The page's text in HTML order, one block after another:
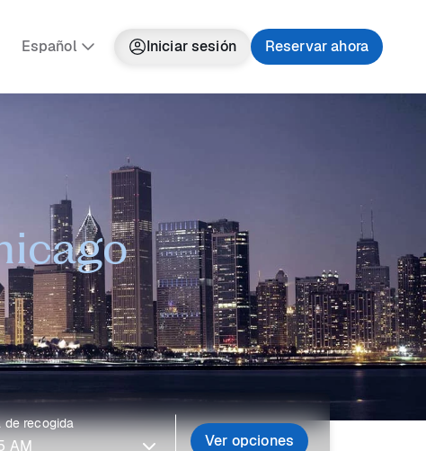
Español Iniciar sesión Reservar ahora
de recogida
Ver opciones